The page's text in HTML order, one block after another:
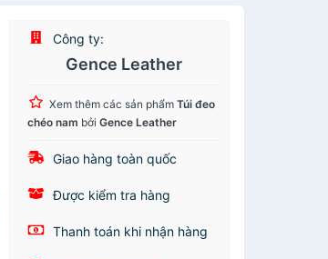
Công ty:
Gence Leather
Xem thêm các sản phẩmTúi đeo
chéo nam bởiGence Leather
Giao hàng toàn quốc
Được kiểm tra hàng
Thanh toán khi nhận hàng